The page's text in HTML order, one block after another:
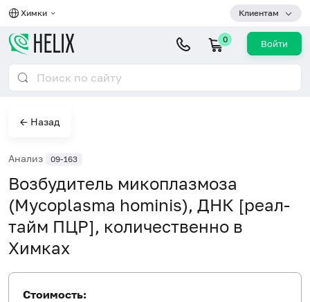
Химки Клиентам
0 Войти
← Назад
Анализ 09-163
Возбудитель микоплазмоза
(Mycoplasma hominis), ДНК [реал-
тайм ПЦР], количественно в
Химках
Стоимость: